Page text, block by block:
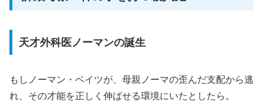
天才外科医ノーマンの誕生
もしノーマン・ベイツが、母親ノーマの歪んだ支配から逃
れ、その才能を正しく伸ばせる環境にいたとしたら。